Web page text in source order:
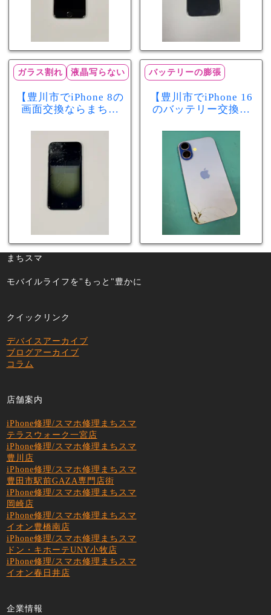
ガラス割れ 液晶写らない
【豊川市でiPhone 8の
画面交換ならまちス
れ・液晶不良も当日
60分で修理可能！
バッテリーの膨張
【豊川市でiPhone 16
のバッテリー交換な
少し膨張したバッテ
リーも当日90分で安
心修理！
まちスマ
モバイルライフを"もっと"豊かに
クイックリンク
デバイスアーカイブ
ブログアーカイブ
コラム
店舗案内
iPhone修理/スマホ修理まちスマ
テラスウォーク一宮店
iPhone修理/スマホ修理まちスマ
豊川店
iPhone修理/スマホ修理まちスマ
豊田市駅前GAZA専門店街
iPhone修理/スマホ修理まちスマ
岡崎店
iPhone修理/スマホ修理まちスマ
イオン豊橋南店
iPhone修理/スマホ修理まちスマ
ドン・キホーテUNY小牧店
iPhone修理/スマホ修理まちスマ
イオン春日井店
企業情報